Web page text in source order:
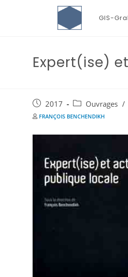
GIS-
Expert(ise)
2017 Ouvrages /
FRANÇOIS BENCHENDIKH